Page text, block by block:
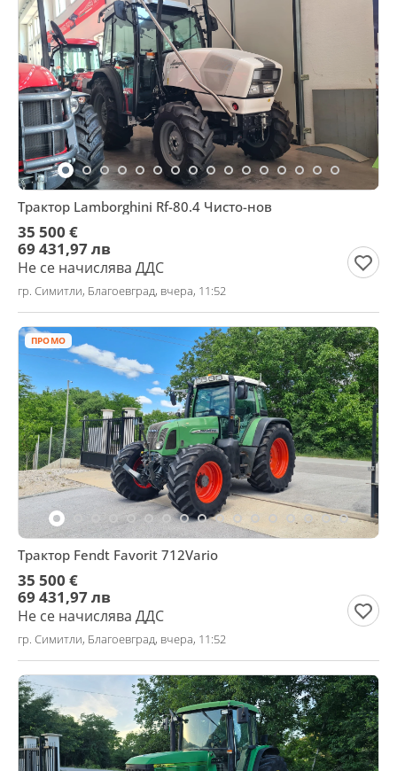
Трактор Lamborghini Rf-80.4 Чисто-нов
35 500 €
69 431,97 лв
Не се начислява ДДС
гр. Симитли, Благоевград, вчера, 11:52
ПРОМО
Трактор Fendt Favorit 712Vario
35 500 €
69 431,97 лв
Не се начислява ДДС
гр. Симитли, Благоевград, вчера, 11:52